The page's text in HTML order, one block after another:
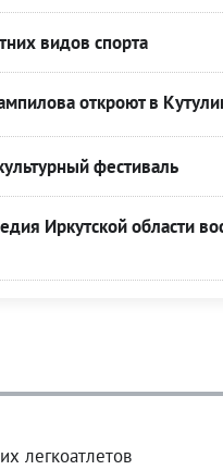
видов спорта
откроют в
фестиваль
Иркутской области
легкоатлетов